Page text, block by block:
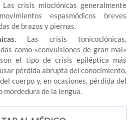
Las crisis mioclónicas generalmente
espasmódicos breves
de brazos y piernas.
Las crisis tonicoclónicas,
como «convulsiones de gran mal»
el tipo de crisis epiléptica más
pérdida abrupta del conocimiento,
cuerpo y, en ocasiones, pérdida del
mordedura de la lengua.